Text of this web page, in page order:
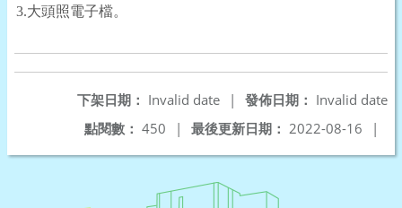
3.大頭照電子檔。
發佈日期： Invalid date
下架日期： Invalid date
|
最後更新日期： 2022-08-16 |
點閱數： 450 |